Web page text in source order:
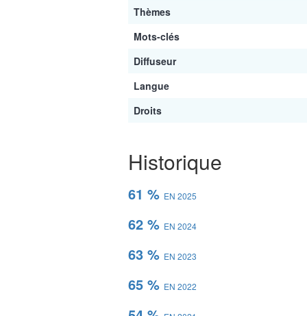
Thèmes
Mots-clés
Diffuseur
Langue
Droits
Historique
61 % EN 2025
62 % EN 2024
63 % EN 2023
65 % EN 2022